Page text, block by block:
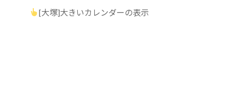
[大塚]大きいカレンダーの表示